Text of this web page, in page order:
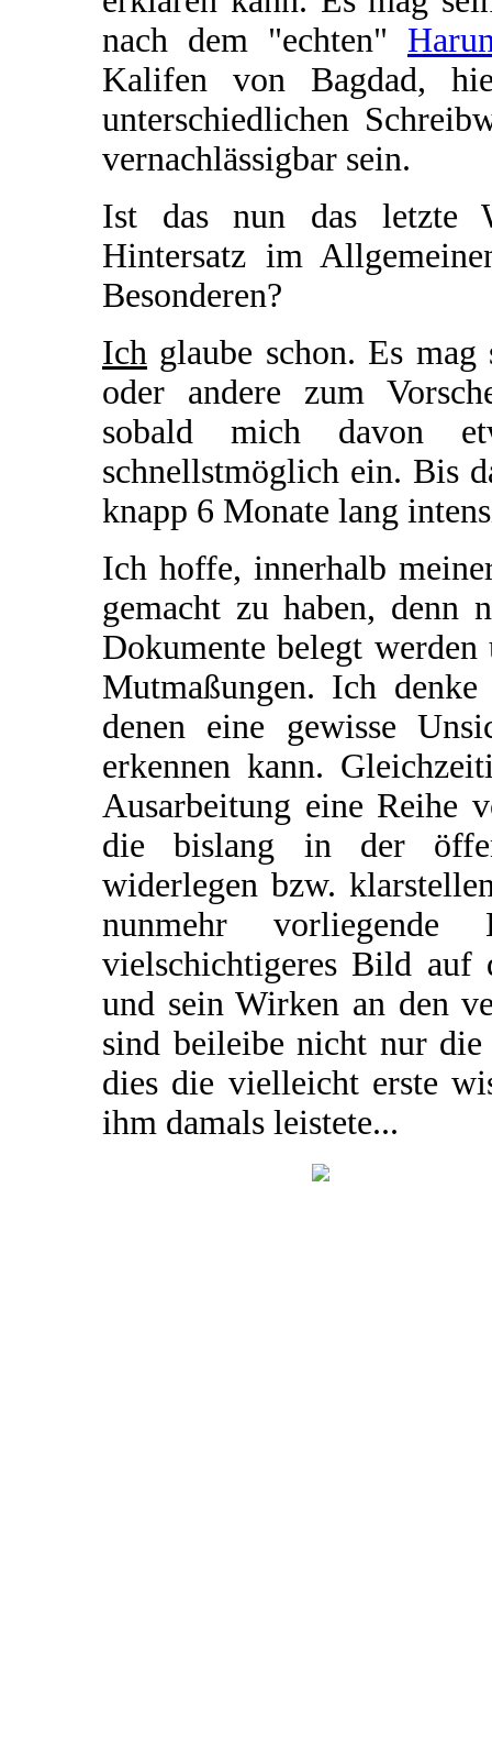
nach dem "echten"
Kalifen von Bagdad,
unterschiedlichen
vernachlässigbar sein.
Ist das nun das letzte
Hintersatz im
Besonderen?
Ich glaube schon. Es
oder andere zum
sobald mich davon
schnellstmöglich ein. Bis
knapp 6 Monate lang
Ich hoffe, innerhalb
gemacht zu haben, denn
Dokumente belegt
Mutmaßungen. Ich
denen eine gewisse
erkennen kann.
Ausarbeitung eine Reihe
die bislang in der
widerlegen bzw.
nunmehr vorliegende
vielschichtigeres Bild auf
und sein Wirken an den
sind beileibe nicht nur
dies die vielleicht erste
ihm damals leistete...